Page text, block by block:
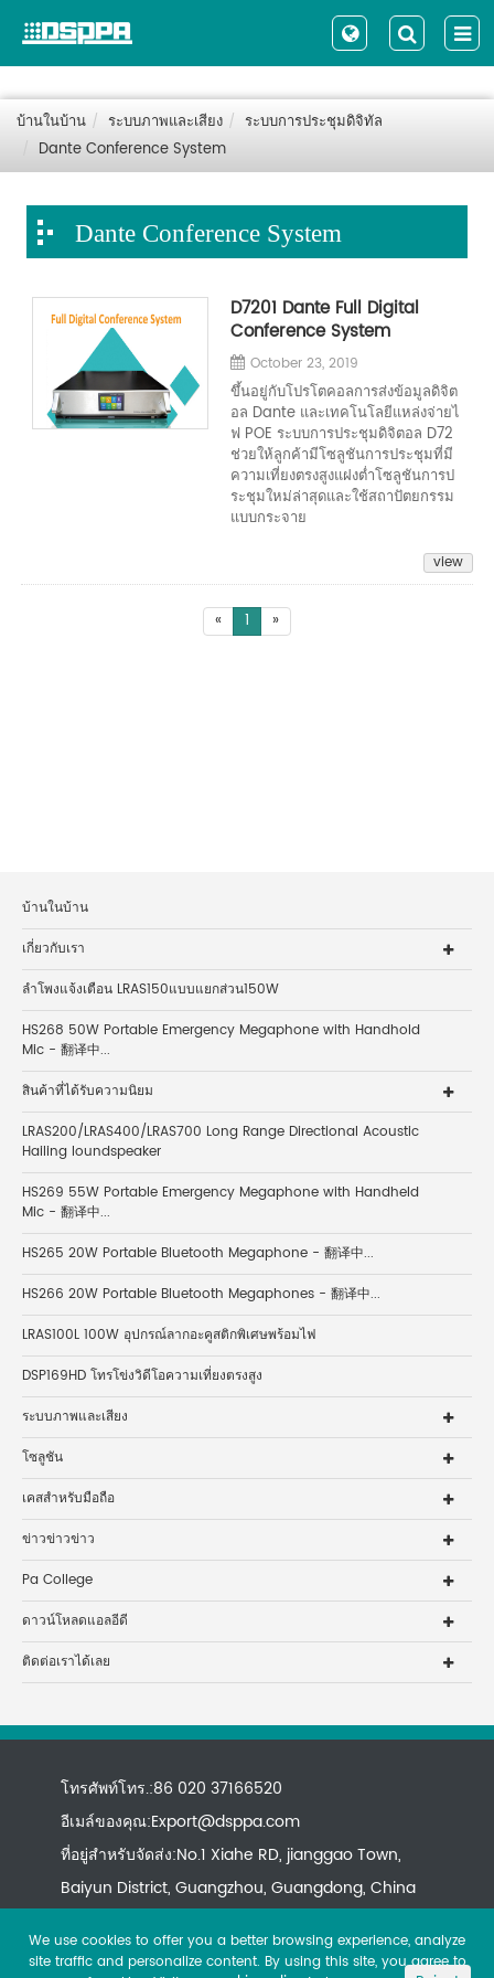
บ้านในบ้าน ระบบภาพและเสียง
ระบบการประชุมดิจิทัล
Dante Conference System
Dante Conference System
D7201 Dante Full Digital
Conference System
October 23, 2019
ขึ้นอยู่กับโปรโตคอลการส่งข้อมูลดิจิต
อล Dante และเทคโนโลยีแหล่งจ่ายไ
ฟ POE ระบบการประชุมดิจิตอล D72
ช่วยให้ลูกค้ามีโซลูชันการประชุมที่มี
ความเที่ยงตรงสูงแฝงต่ำโซลูชันการป
ระชุมใหม่ล่าสุดและใช้สถาปัตยกรรม
แบบกระจาย
view
« 1 »
บ้านในบ้าน
เกี่ยวกับเรา
ลำโพงแจ้งเตือน LRAS150แบบแยกส่วน150W
HS268 50W Portable Emergency Megaphone with Handhold
Mic - 翻译中...
สินค้าที่ได้รับความนิยม
LRAS200/LRAS400/LRAS700 Long Range Directional Acoustic
Hailing loundspeaker
HS269 55W Portable Emergency Megaphone with Handheld
Mic - 翻译中...
HS265 20W Portable Bluetooth Megaphone - 翻译中...
HS266 20W Portable Bluetooth Megaphones - 翻译中...
LRAS100L 100W อุปกรณ์ลากอะคูสติกพิเศษพร้อมไฟ
DSP169HD โทรโข่งวิดีโอความเที่ยงตรงสูง
ระบบภาพและเสียง
โซลูชัน
เคสสำหรับมือถือ
ข่าวข่าวข่าว
Pa College
ดาวน์โหลดแอลอีดี
ติดต่อเราได้เลย
โทรศัพท์โทร.:86 020 37166520
อีเมล์ของคุณ:Export@dsppa.com
ที่อยู่สำหรับจัดส่ง:No.1 Xiahe RD, jianggao Town,
Baiyun District, Guangzhou, Guangdong, China
We use cookies to offer you a better browsing experience, analyze
site traffic and personalize content. By using this site, you agree to